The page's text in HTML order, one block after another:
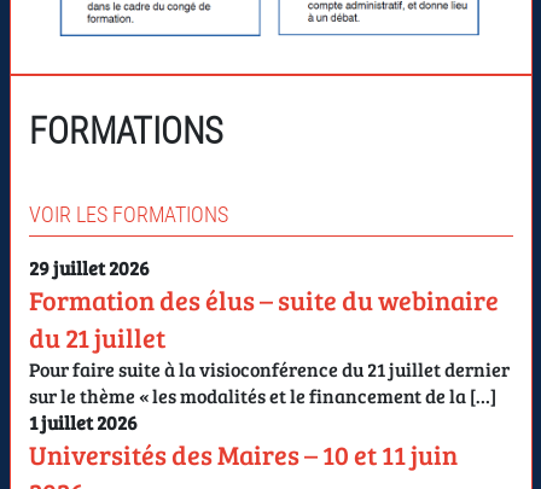
FORMATIONS
VOIR LES FORMATIONS
29 juillet 2026
Formation des élus – suite du webinaire
du 21 juillet
Pour faire suite à la visioconférence du 21 juillet dernier
sur le thème « les modalités et le financement de la […]
1 juillet 2026
Universités des Maires – 10 et 11 juin